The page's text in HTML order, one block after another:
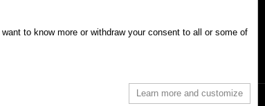
Add everyone to the cart
to know more or withdraw your consent to all or some of
Learn more and customize